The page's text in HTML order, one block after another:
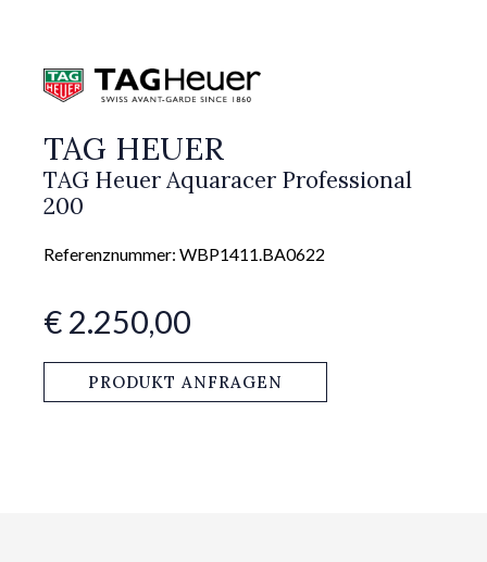
TAG HEUER
TAG Heuer Aquaracer Professional
200
Referenznummer: WBP1411.BA0622
€ 2.250,00
PRODUKT ANFRAGEN